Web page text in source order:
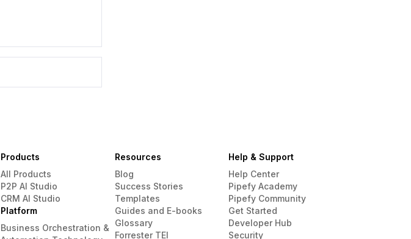
Products
All Products
P2P AI Studio
CRM AI Studio
Platform
Business Orchestration &
Resources
Blog
Success Stories
Templates
Guides and E-books
Glossary
Forrester TEI
Help & Support
Help Center
Pipefy Academy
Pipefy Community
Get Started
Developer Hub
Security